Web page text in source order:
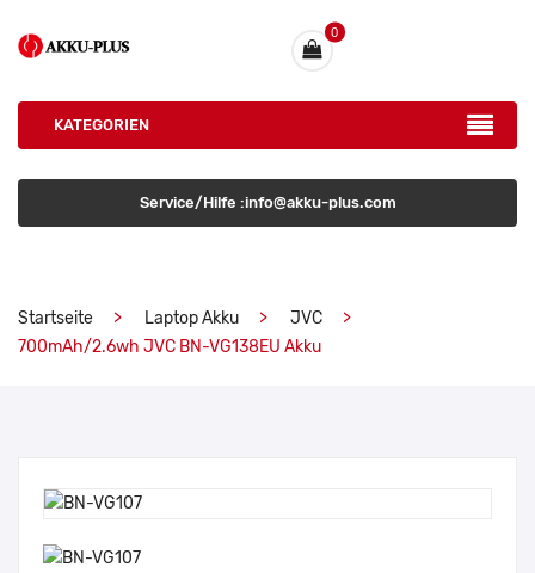
0
KATEGORIEN
Service/Hilfe :info@akku-plus.com
Startseite Laptop Akku
JVC
700mAh/2.6wh JVC BN-VG138EU Akku